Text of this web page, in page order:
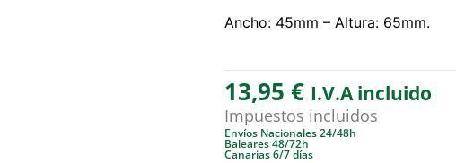
Ancho: 45mm – Altura: 65mm.
13,95€ I.V.A incluido
Impuestos incluidos
Envíos Nacionales 24/48h
Baleares 48/72h
Canarias 6/7 días